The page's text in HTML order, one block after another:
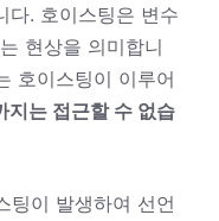
. 호이스팅은 변수
현상을 의미합니
호이스팅이 이루어
지는 접근할 수 없습
팅이 발생하여 선언